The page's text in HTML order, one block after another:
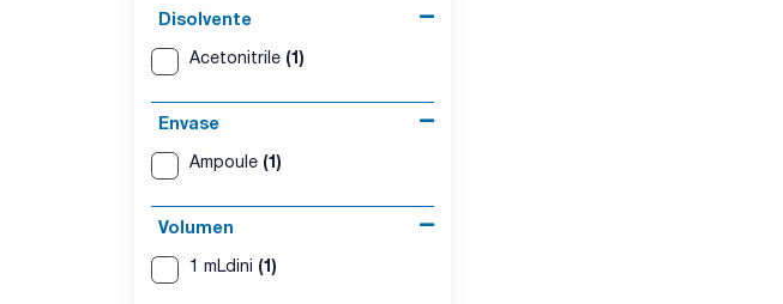
Disolvente
Acetonitrile (1)
Envase
Ampoule (1)
Volumen
1 mLdini (1)